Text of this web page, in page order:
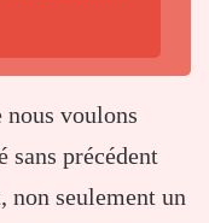
nous voulons
sans précédent
non seulement un